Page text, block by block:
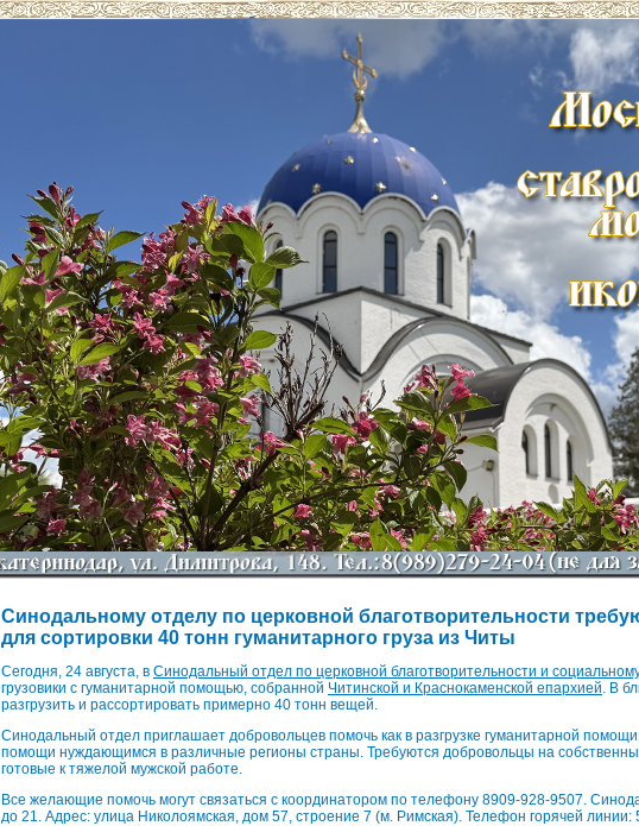
Синодальному отделу по церковной благотворительности
для сортировки 40 тонн гуманитарного груза из Читы
Сегодня, 24 августа, в Синодальный отдел по церковной благотворительности и
грузовики с гуманитарной помощью, собранной Читинской и Краснокаменской епархией . В
разгрузить и рассортировать примерно 40 тонн вещей.
Синодальный отдел приглашает добровольцев помочь как в разгрузке гуманитарной помощи,
помощи нуждающимся в различные регионы страны. Требуются добровольцы на
готовые к тяжелой мужской работе.
Все желающие помочь могут связаться с координатором по телефону 8909-928-9507.
до 21. Адрес: улица Николоямская, дом 57, строение 7 (м. Римская). Телефон горячей линии: